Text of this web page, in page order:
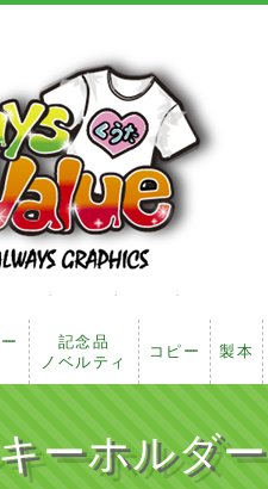
記念品
ノベルティ
コピー 製本
ーホルダー